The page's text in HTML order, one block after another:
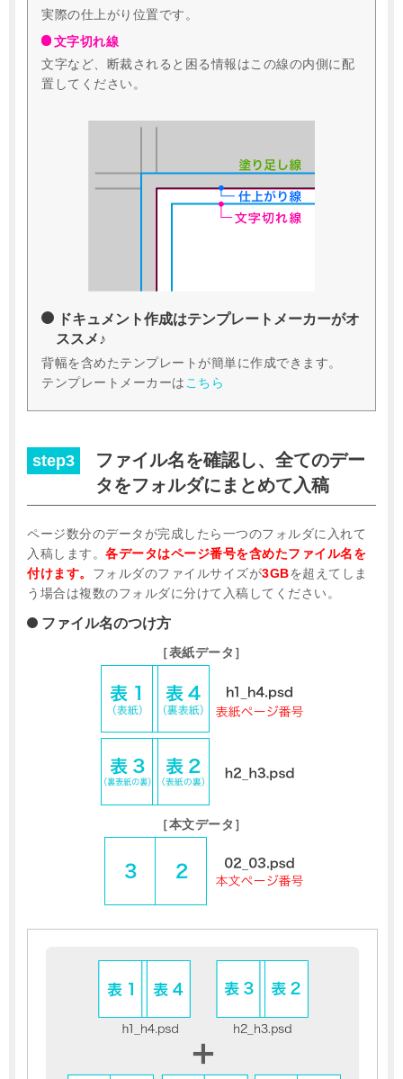
実際の仕上がり位置です。
文字切れ線
文字など、断裁されると困る情報はこの線の内側に配
置してください。
ドキュメント作成はテンプレートメーカーがオ
ススメ♪
背幅を含めたテンプレートが簡単に作成できます。
テンプレートメーカーは こちら
step3 ファイル名を確認し、 全てのデー
タをフォルダにまとめて入稿
ページ数分のデータが完成したら一つのフォルダに入れて
入稿します。 各データはページ番号を含めたファイル名を
付けます。 フォルダのファイルサイズが3GBを超えてしま
う場合は複数のフォルダに分けて入稿してください。
ファイル名のつけ方
［表紙データ］
［本文データ］